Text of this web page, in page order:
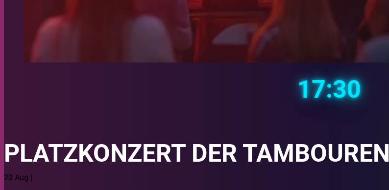
17:30
PLATZKONZERT DER TAMBOUREN
20 Aug |